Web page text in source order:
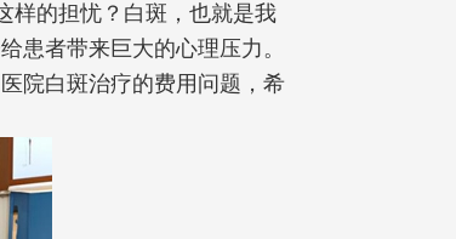
样的担忧？白斑，也就是我
患者带来巨大的心理压力。
院白斑治疗的费用问题，希